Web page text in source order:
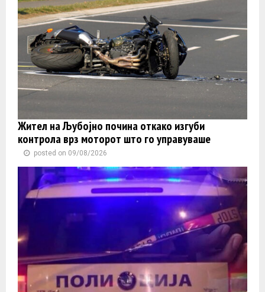
Жител на Љубојно почина откако изгуби
контролa врз моторот што го управуваше
posted on 09/08/2026